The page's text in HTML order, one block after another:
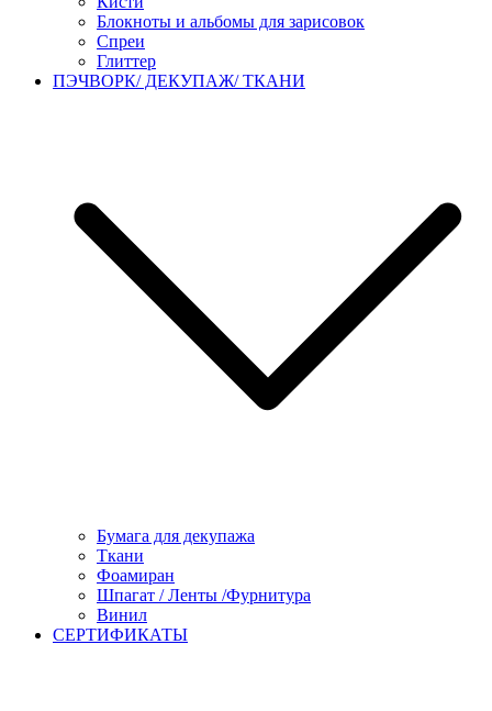
Блокноты и альбомы для зарисовок
Спреи
Глиттер
ПЭЧВОРК/ ДЕКУПАЖ/ ТКАНИ
Бумага для декупажа
Ткани
Фоамиран
Шпагат / Ленты /Фурнитура
Винил
СЕРТИФИКАТЫ